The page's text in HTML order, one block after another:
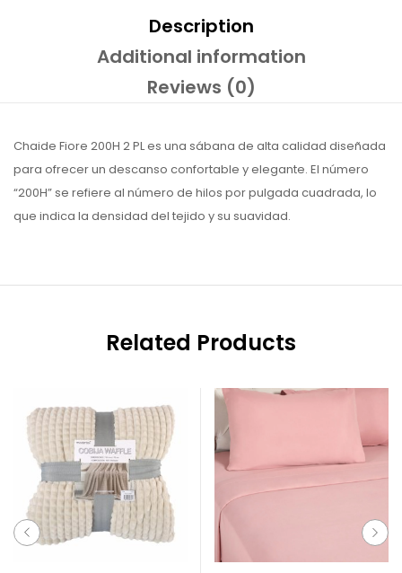
Description
Additional information
Reviews (0)
Chaide Fiore 200H 2 PL es una sábana de alta calidad diseñada
para ofrecer un descanso confortable y elegante. El número
“200H” se refiere al número de hilos por pulgada cuadrada, lo
que indica la densidad del tejido y su suavidad.
Related Products